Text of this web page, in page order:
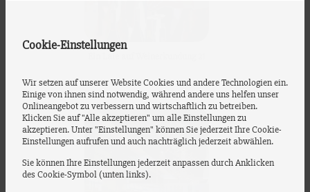
Cookie-Einstellungen
Wir setzen auf unserer Website Cookies und andere Technologien ein.
Einige von ihnen sind notwendig, während andere uns helfen unser
Onlineangebot zu verbessern und wirtschaftlich zu betreiben.
Klicken Sie auf "Alle akzeptieren" um alle Einstellungen zu
akzeptieren. Unter "Einstellungen" können Sie jederzeit Ihre Cookie-
Einstellungen aufrufen und auch nachträglich jederzeit abwählen.
Sie können Ihre Einstellungen jederzeit anpassen durch Anklicken
des Cookie-Symbol (unten links).